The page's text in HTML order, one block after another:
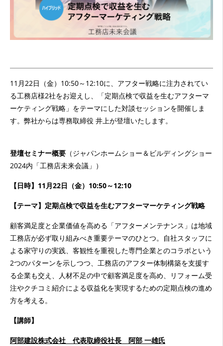
11月22日（金）10:50～12:10に、アフター戦略に注力されてい
る工務店様2社をお迎えし、「定期点検で収益を生むアフターマ
ーケティング戦略」をテーマにした対談セッションを開催しま
す。弊社からは専務取締役 井上が登壇いたします。
登壇セミナー概要 （ジャパンホームショー＆ビルディングショー
2024内「工務店未来会議」）
【日時】11月22日（金）10:50～12:10
【テーマ】定期点検で収益を生むアフターマーケティング戦略
顧客満足度と企業価値を高める「アフターメンテナンス」は地域
工務店が必ず取り組みべき重要テーマのひとつ。自社スタッフに
よる家守りの実践、客観性を重視した専門企業とのコラボという
2つのパターンを示しつつ、工務店のアフター体制構築を支援す
る企業も交え、人材不足の中で顧客満足度を高め、リフォーム受
注やクチコミ紹介による収益化を実現するための定期点検の進め
方を考える。
【講師】
阿部建設株式会社 代表取締役社長 阿部 一雄氏